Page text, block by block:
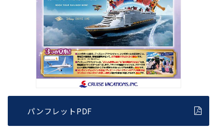
パンフレットPDF